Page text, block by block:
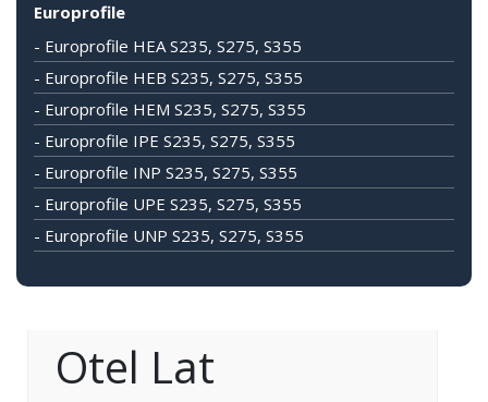
Europrofile
- Europrofile HEA S235, S275, S355
- Europrofile HEB S235, S275, S355
- Europrofile HEM S235, S275, S355
- Europrofile IPE S235, S275, S355
- Europrofile INP S235, S275, S355
- Europrofile UPE S235, S275, S355
- Europrofile UNP S235, S275, S355
Otel Lat